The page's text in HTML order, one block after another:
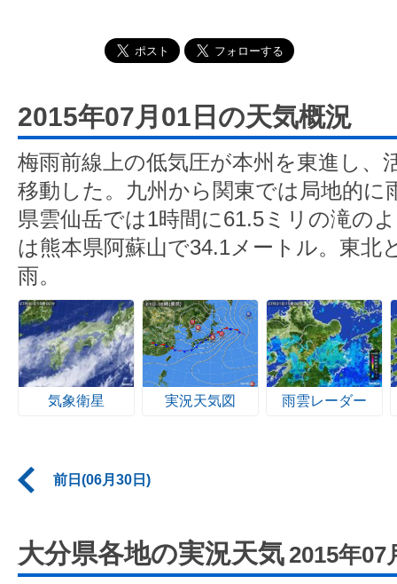
2015年07月01日の天気概況
梅雨前線上の低気圧が本州を東進し、
移動した。九州から関東では局地的に
県雲仙岳では1時間に61.5ミリの滝の
は熊本県阿蘇山で34.1メートル。東北
雨。
気象衛星 実況天気図 雨雲レーダー
前日(06月30日)
大分県各地の実況天気 2015年07